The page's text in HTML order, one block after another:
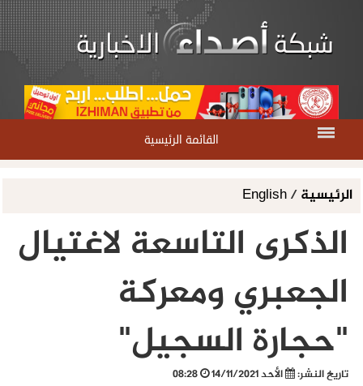
القائمة الرئيسية
الرئيسية/
الذكرى التاسعة لاغتيال
الجعبري ومعركة
"حجارة السجيل"
تاريخ النشر: الأحد 14/11/2021